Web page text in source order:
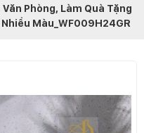
Phòng, Làm Quà Tặng
Màu_WF009H24GR